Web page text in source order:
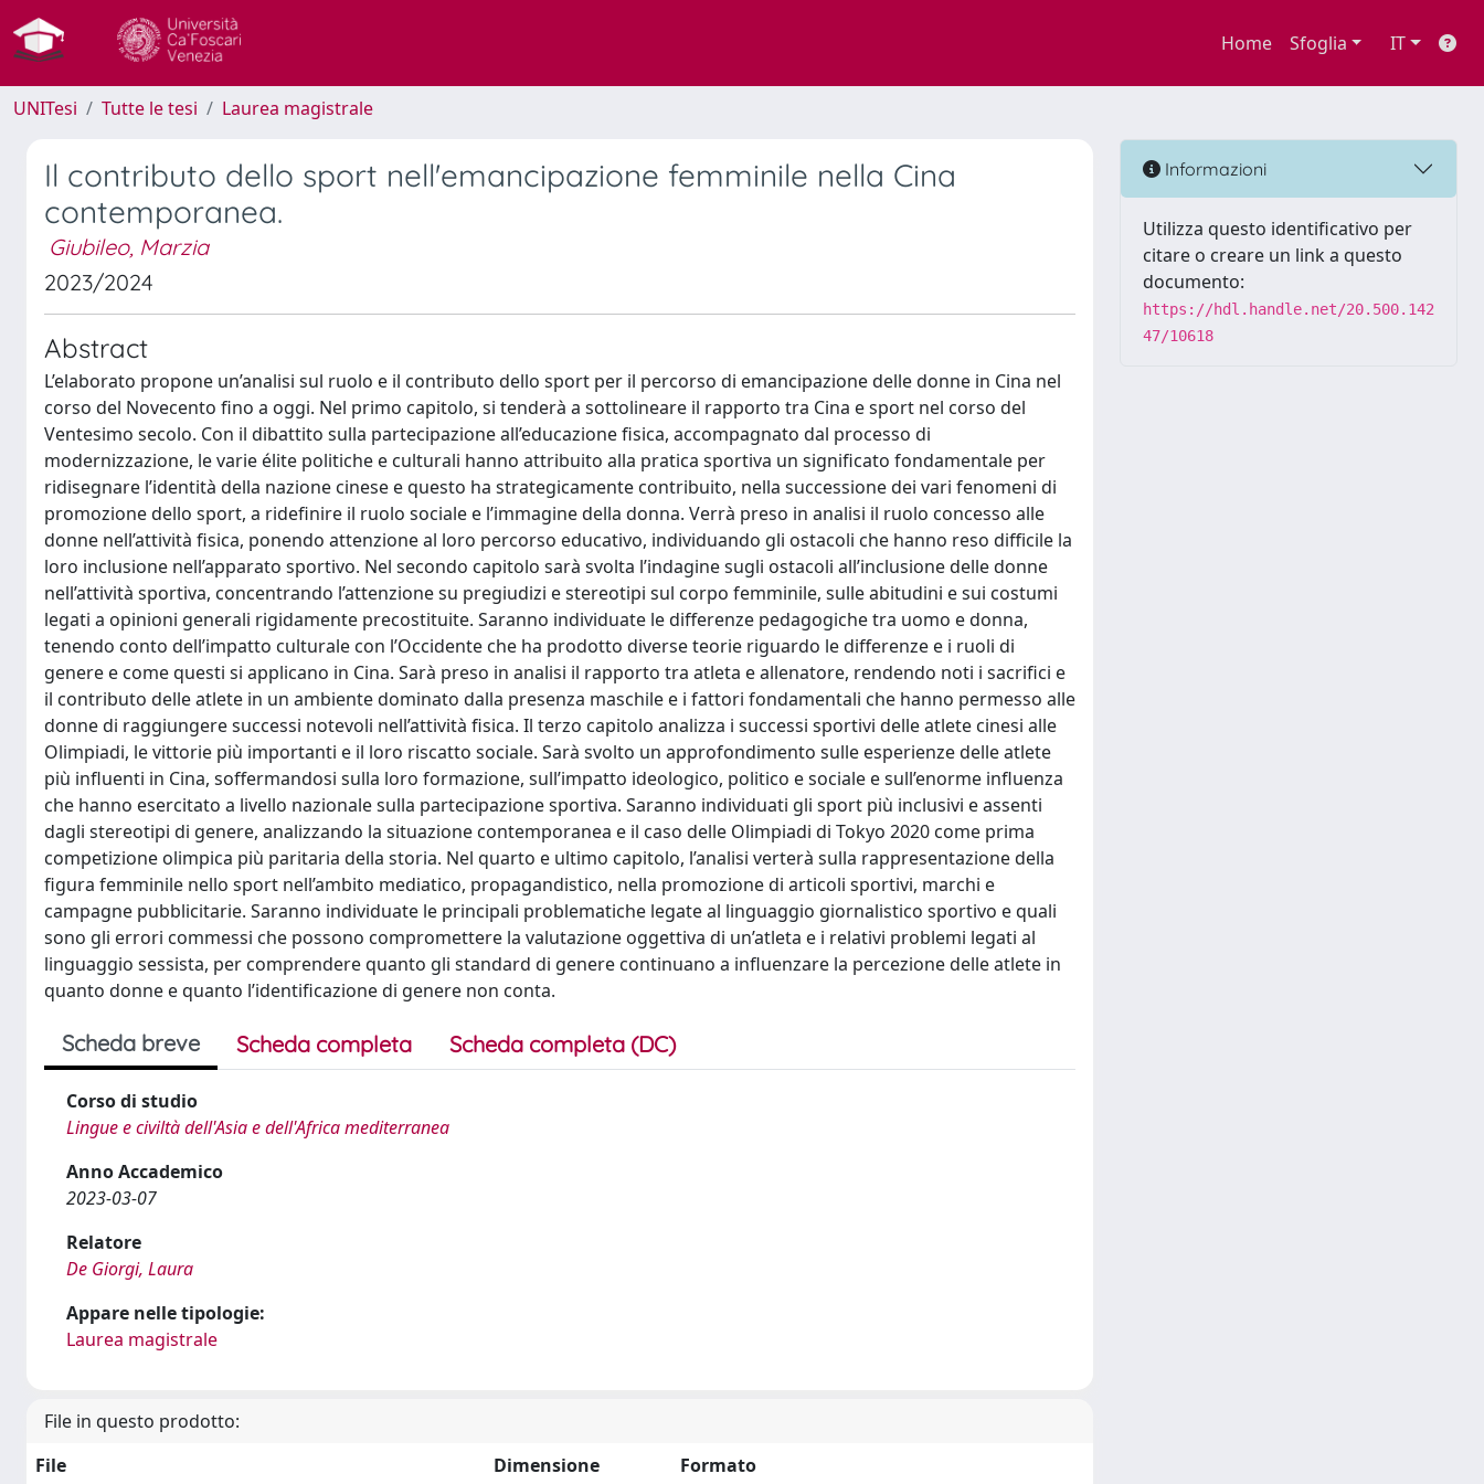
Home Sfoglia IT
UNITesi Tutte le tesi Laurea magistrale
Il contributo dello sport nell'emancipazione femminile nella Cina
contemporanea.
Giubileo, Marzia
2023/2024
Abstract
L’elaborato propone un’analisi sul ruolo e il contributo dello sport per il percorso di emancipazione delle donne in Cina nel
corso del Novecento fino a oggi. Nel primo capitolo, si tenderà a sottolineare il rapporto tra Cina e sport nel corso del
Ventesimo secolo. Con il dibattito sulla partecipazione all’educazione fisica, accompagnato dal processo di
modernizzazione, le varie élite politiche e culturali hanno attribuito alla pratica sportiva un significato fondamentale per
ridisegnare l’identità della nazione cinese e questo ha strategicamente contribuito, nella successione dei vari fenomeni di
promozione dello sport, a ridefinire il ruolo sociale e l’immagine della donna. Verrà preso in analisi il ruolo concesso alle
donne nell’attività fisica, ponendo attenzione al loro percorso educativo, individuando gli ostacoli che hanno reso difficile la
loro inclusione nell’apparato sportivo. Nel secondo capitolo sarà svolta l’indagine sugli ostacoli all’inclusione delle donne
nell’attività sportiva, concentrando l’attenzione su pregiudizi e stereotipi sul corpo femminile, sulle abitudini e sui costumi
legati a opinioni generali rigidamente precostituite. Saranno individuate le differenze pedagogiche tra uomo e donna,
tenendo conto dell’impatto culturale con l’Occidente che ha prodotto diverse teorie riguardo le differenze e i ruoli di
genere e come questi si applicano in Cina. Sarà preso in analisi il rapporto tra atleta e allenatore, rendendo noti i sacrifici e
il contributo delle atlete in un ambiente dominato dalla presenza maschile e i fattori fondamentali che hanno permesso alle
donne di raggiungere successi notevoli nell’attività fisica. Il terzo capitolo analizza i successi sportivi delle atlete cinesi alle
Olimpiadi, le vittorie più importanti e il loro riscatto sociale. Sarà svolto un approfondimento sulle esperienze delle atlete
più influenti in Cina, soffermandosi sulla loro formazione, sull’impatto ideologico, politico e sociale e sull’enorme influenza
che hanno esercitato a livello nazionale sulla partecipazione sportiva. Saranno individuati gli sport più inclusivi e assenti
dagli stereotipi di genere, analizzando la situazione contemporanea e il caso delle Olimpiadi di Tokyo 2020 come prima
competizione olimpica più paritaria della storia. Nel quarto e ultimo capitolo, l’analisi verterà sulla rappresentazione della
figura femminile nello sport nell’ambito mediatico, propagandistico, nella promozione di articoli sportivi, marchi e
campagne pubblicitarie. Saranno individuate le principali problematiche legate al linguaggio giornalistico sportivo e quali
sono gli errori commessi che possono compromettere la valutazione oggettiva di un’atleta e i relativi problemi legati al
linguaggio sessista, per comprendere quanto gli standard di genere continuano a influenzare la percezione delle atlete in
quanto donne e quanto l’identificazione di genere non conta.
Scheda breve Scheda completa Scheda completa (DC)
Corso di studio
Lingue e civiltà dell'Asia e dell'Africa mediterranea
Anno Accademico
2023-03-07
Relatore
De Giorgi, Laura
Appare nelle tipologie:
Laurea magistrale
File in questo prodotto:
File
Dimensione Formato
Informazioni
Utilizza questo identificativo per
citare o creare un link a questo
documento:
https://hdl.handle.net/20.500.142
47/10618